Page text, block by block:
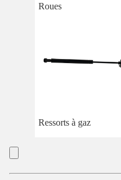
Roues
Ressorts à gaz